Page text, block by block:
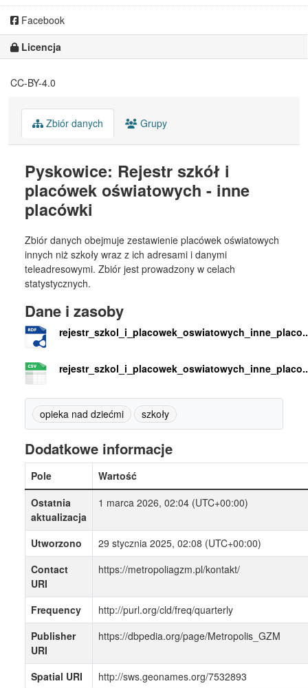
Facebook
Licencja
CC-BY-4.0
Zbiór danych Grupy
Pyskowice: Rejestr szkół i
placówek oświatowych - inne
placówki
Zbiór danych obejmuje zestawienie placówek oświatowych
innych niż szkoły wraz z ich adresami i danymi
teleadresowymi. Zbiór jest prowadzony w celach
statystycznych.
Dane i zasoby
opieka nad dziećmi szkoły
Dodatkowe informacje
Pole
Wartość
Ostatnia
aktualizacja
1 marca 2026, 02:04 (UTC+00:00)
Utworzono
29 stycznia 2025, 02:08 (UTC+00:00)
Contact
URI
https://metropoliagzm.pl/kontakt/
Frequency
http://purl.org/cld/freq/quarterly
Publisher
URI
https://dbpedia.org/page/Metropolis_GZM
Spatial URI
http://sws.geonames.org/7532893